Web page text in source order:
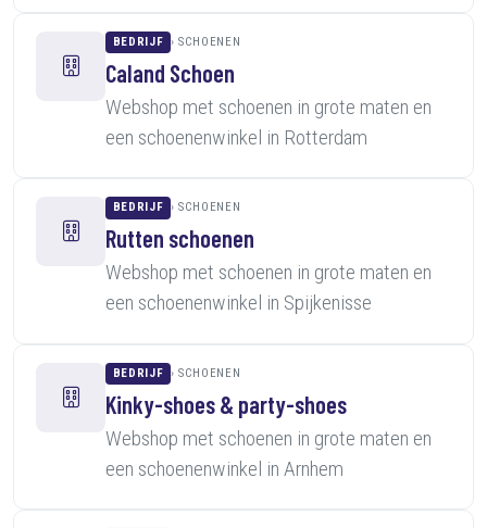
BEDRIJF SCHOENEN
Caland Schoen
Webshop met schoenen in grote maten en
een schoenenwinkel in Rotterdam
BEDRIJF SCHOENEN
Rutten schoenen
Webshop met schoenen in grote maten en
een schoenenwinkel in Spijkenisse
BEDRIJF SCHOENEN
Kinky-shoes & party-shoes
Webshop met schoenen in grote maten en
een schoenenwinkel in Arnhem